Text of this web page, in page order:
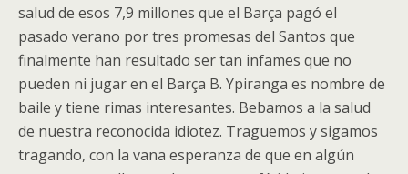
salud de esos 7,9 millones que el Barça pagó el
pasado verano por tres promesas del Santos que
finalmente han resultado ser tan infames que no
pueden ni jugar en el Barça B. Ypiranga es nombre de
baile y tiene rimas interesantes. Bebamos a la salud
de nuestra reconocida idiotez. Traguemos y sigamos
tragando, con la vana esperanza de que en algún